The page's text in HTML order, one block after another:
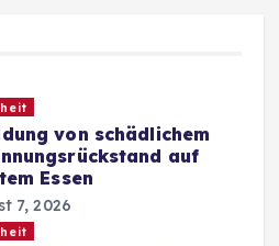
von schädlichem
auf
Essen
7, 2026